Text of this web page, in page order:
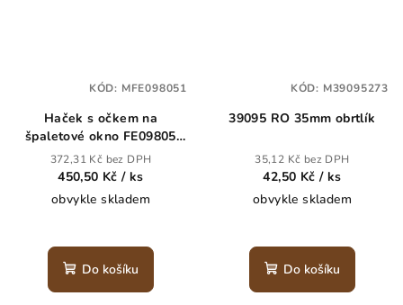
Haček s očkem na
špaletové okno FE09805
120x65
372,31 Kč bez DPH
450,50 Kč/ ks
obvykle skladem
Do košíku
KÓD: MFE098051
39095 RO 35mm obrtlík
35,12 Kč bez DPH
42,50 Kč / ks
obvykle skladem
Do košíku
KÓD: M39095273